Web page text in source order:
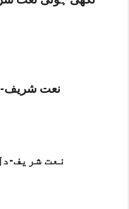
نعت شریف-
نعت شریف-